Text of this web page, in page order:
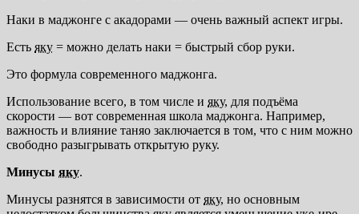
Наки в маджонге с акадорами — очень важный аспект игры.
Есть яку = можно делать наки = быстрый сбор руки.
Это формула современного маджонга.
Использование всего, в том числе и яку, для подъёма
скорости — вот современная школа маджонга. Например,
важность и влияние таняо заключается в том, что с ним можно
свободно разыгрывать открытую руку.
Минусы яку.
Минусы разнятся в зависимости от яку, но основным